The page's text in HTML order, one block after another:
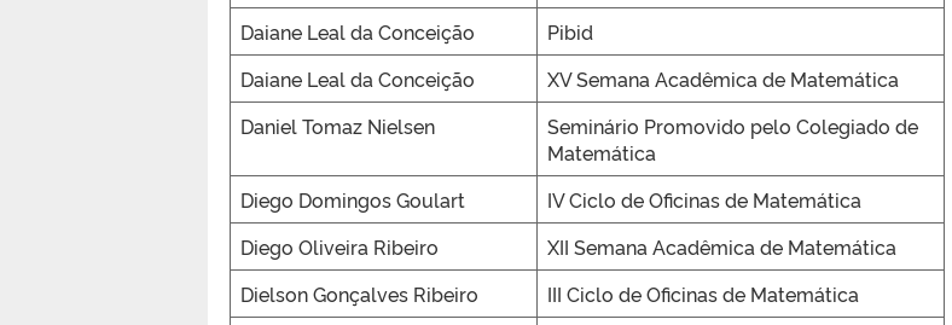
Daiane Leal da Conceição
Pibid
Daiane Leal da Conceição
XV Semana Acadêmica de Matemática
Daniel Tomaz Nielsen
Seminário Promovido pelo Colegiado de
Matemática
Diego Domingos Goulart
IV Ciclo de Oficinas de Matemática
Diego Oliveira Ribeiro
XII Semana Acadêmica de Matemática
Dielson Gonçalves Ribeiro
III Ciclo de Oficinas de Matemática